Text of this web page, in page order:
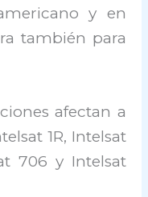
y en
también para
afectan a
1R, Intelsat
706 y Intelsat